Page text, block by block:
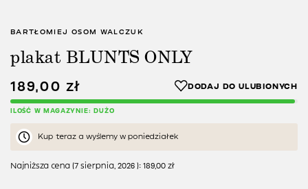
BARTŁOMIEJ OSOM WALCZUK
plakat BLUNTS ONLY
189,00 zł
ILOŚĆ W MAGAZYNIE: DUŻO
Kup teraz a wyślemy w poniedziałek
Najniższa cena (7 sierpnia, 2026 ): 189,00 zł